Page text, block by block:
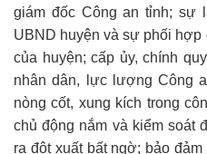
giám đốc Công an tỉnh; sự
UBND huyện và sự phối hợp
của huyện; cấp ủy, chính
nhân dân, lực lượng Công
nòng cốt, xung kích trong
chủ động nắm và kiểm soát
ra đột xuất bất ngờ; bảo